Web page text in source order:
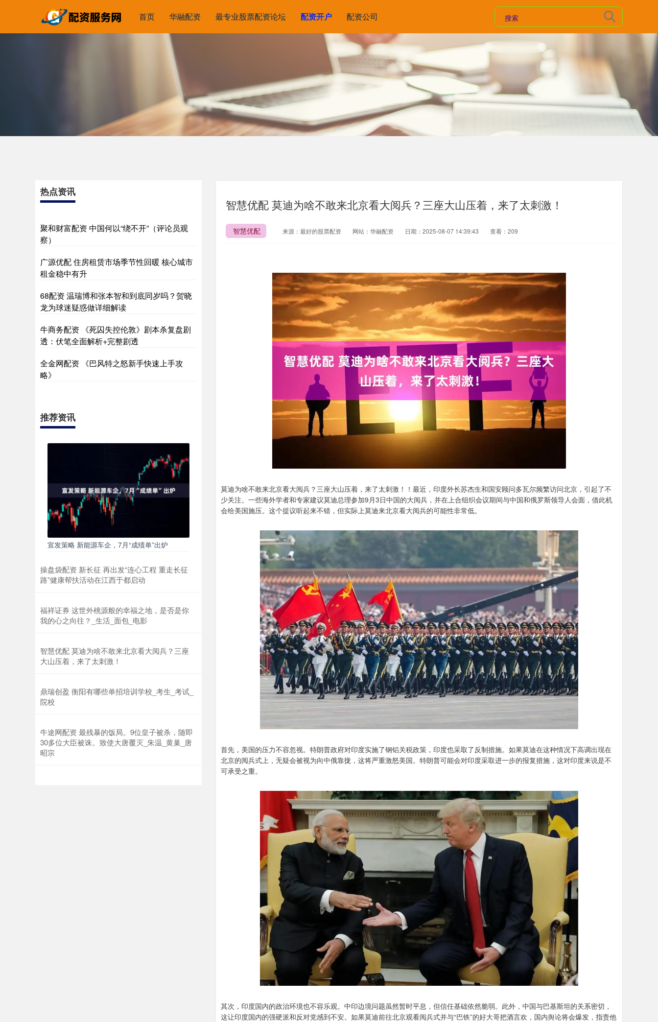
首页 华融配资 最专业股票配资论坛 配资开户 配资公司
智慧优配 莫迪为啥不敢来北京看大阅兵？三座大山压着，来了太刺激！
智慧优配 来源：最好的股票配资 网站：华融配资 日期：2025-08-07 14:39:43 查看：209
莫迪为啥不敢来北京看大阅兵？三座大山压着，来了太刺激！！最近，印度外长苏杰生和国安顾问多瓦尔频繁访问北京，引起了不
少关注。一些海外学者和专家建议莫迪总理参加9月3日中国的大阅兵，并在上合组织会议期间与中国和俄罗斯领导人会面，借此机
会给美国施压。这个提议听起来不错，但实际上莫迪来北京看大阅兵的可能性非常低。
首先，美国的压力不容忽视。特朗普政府对印度实施了钢铝关税政策，印度也采取了反制措施。如果莫迪在这种情况下高调出现在
北京的阅兵式上，无疑会被视为向中俄靠拢，这将严重激怒美国。特朗普可能会对印度采取进一步的报复措施，这对印度来说是不
可承受之重。
其次，印度国内的政治环境也不容乐观。中印边境问题虽然暂时平息，但信任基础依然脆弱。此外，中国与巴基斯坦的关系密切，
这让印度国内的强硬派和反对党感到不安。如果莫迪前往北京观看阅兵式并与“巴铁”的好大哥把酒言欢，国内舆论将会爆发，指责他
热点资讯
聚和财富配资 中国何以“绕不开”（评论员观
察）
广源优配 住房租赁市场季节性回暖 核心城市
租金稳中有升
68配资 温瑞博和张本智和到底同岁吗？贺晓
龙为球迷疑惑做详细解读
牛商务配资 《死囚失控伦敦》剧本杀复盘剧
透：伏笔全面解析+完整剧透
全金网配资 《巴风特之怒新手快速上手攻
略》
推荐资讯
宣发策略 新能源车企，7月“成绩单”出炉
操盘袋配资 新长征 再出发“连心工程 重走长征
路”健康帮扶活动在江西于都启动
福祥证券 这世外桃源般的幸福之地，是否是你
我的心之向往？_生活_面包_电影
智慧优配 莫迪为啥不敢来北京看大阅兵？三座
大山压着，来了太刺激！
鼎瑞创盈 衡阳有哪些单招培训学校_考生_考试_
院校
牛途网配资 最残暴的饭局。9位皇子被杀，随即
30多位大臣被诛。致使大唐覆灭_朱温_黄巢_唐
昭宗